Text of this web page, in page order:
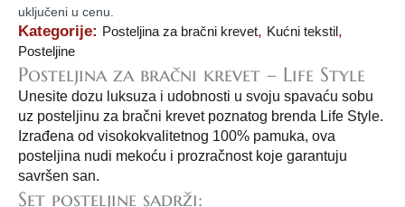
uključeni u cenu.
Kategorije: Posteljina za bračni krevet, Kućni tekstil,
Posteljine
Posteljina za bračni krevet – Life Style
Unesite dozu luksuza i udobnosti u svoju spavaću sobu
uz posteljinu za bračni krevet poznatog brenda Life Style.
Izrađena od visokokvalitetnog 100% pamuka, ova
posteljina nudi mekoću i prozračnost koje garantuju
savršen san.
Set posteljine sadrži: